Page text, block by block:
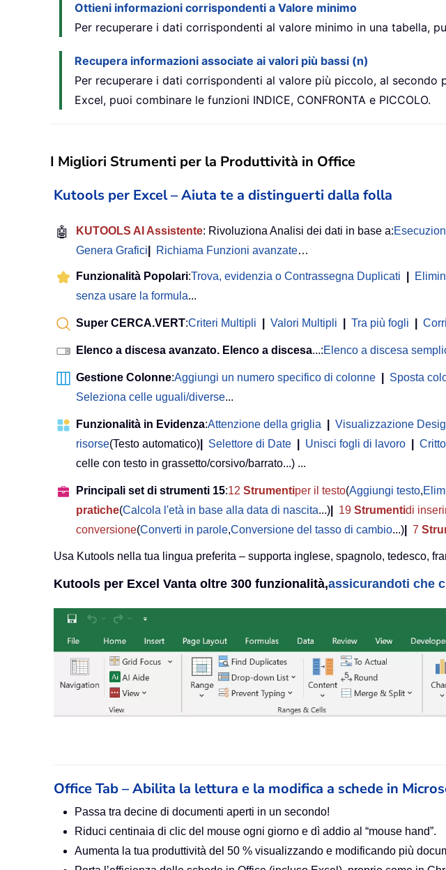
Ottieni informazioni corrispondenti a Valore minimo
Per recuperare i dati corrispondenti al valore minimo in una tabella,
Recupera informazioni associate ai valori più bassi (n)
Per recuperare i dati corrispondenti al valore più piccolo, al
Excel, puoi combinare le funzioni INDICE, CONFRONTA e PICCOLO.
I Migliori Strumenti per la Produttività in Office
Kutools per Excel – Aiuta te a distinguerti dalla folla
🤖 KUTOOLS AI Assistente: Rivoluziona Analisi dei dati in base a:
Genera Grafici
Richiama Funzioni avanzate…
Funzionalità Popolari:Trova, evidenzia o Contrassegna Duplicati
senza usare la formula...
Super CERCA.VERT:Criteri Multipli Valori Multipli Tra più fogli
Elenco a discesa avanzato. Elenco a discesa...:Elenco a discesa
Gestione Colonne:Aggiungi un numero specifico di colonne Sposta
Seleziona celle uguali/diverse...
Funzionalità in Evidenza:Attenzione della griglia Visualizzazione
risorse(Testo automatico) Selettore di Date Unisci fogli di lavoro
celle con testo in grassetto/corsivo/barrato...) ...
Principali set di strumenti 15:12 Strumentiper il testo(Aggiungi testo,
pratiche(Calcola l'età in base alla data di nascita...) 19 Strumentidi
conversione(Converti in parole,Conversione del tasso di cambio...) 7
Usa Kutools nella tua lingua preferita – supporta inglese, spagnolo, tedesco,
Kutools per Excel Vanta oltre 300 funzionalità,assicurandoti che
Office Tab – Abilita la lettura e la modifica a schede in
Passa tra decine di documenti aperti in un secondo!
Riduci centinaia di clic del mouse ogni giorno e dì addio al “mouse hand”.
Aumenta la tua produttività del 50 % visualizzando e modificando più